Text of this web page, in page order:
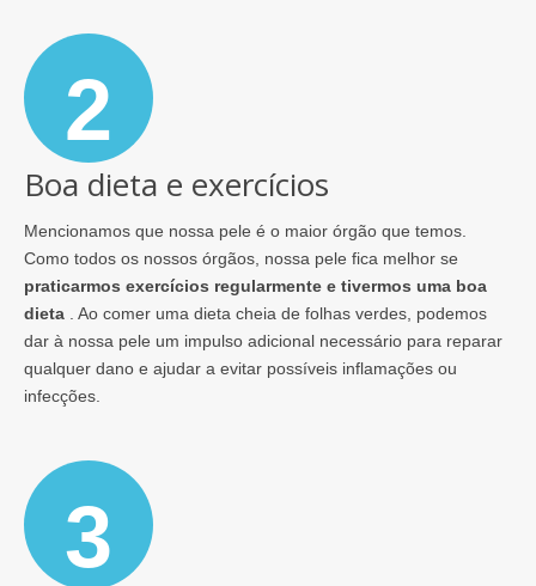
2
Boa dieta e exercícios
Mencionamos que nossa pele é o maior órgão que temos.
Como todos os nossos órgãos, nossa pele fica melhor se
praticarmos exercícios regularmente e tivermos uma boa
dieta . Ao comer uma dieta cheia de folhas verdes, podemos
dar à nossa pele um impulso adicional necessário para reparar
qualquer dano e ajudar a evitar possíveis inflamações ou
infecções.
3